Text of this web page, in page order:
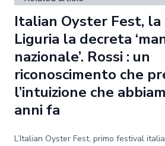
Italian Oyster Fest, la
Liguria la decreta
nazionale’. Rossi : un
riconoscimento che
l’intuizione che
anni fa
L’Italian Oyster Fest, primo festival